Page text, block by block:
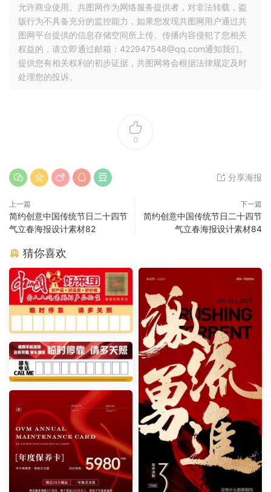
允许商业使用。共图网作为网络服务提供者，对非法转载，盗
版行为不具备充分的监控能力，如果您发现共图网用户通过共
图网平台提供的信息存储空间所上传、传播内容侵犯了您相关
权益的，请立即通过邮箱：422947548@qq.com通知我们。
提供您有相关权利的初步证据，共图网将会根据法律规定及时
处理您的投诉。
0
分享海报
上一篇
简约创意中国传统节日二十四节
气立春海报设计素材82
下一篇
简约创意中国传统节日二十四节
气立春海报设计素材84
猜你喜欢